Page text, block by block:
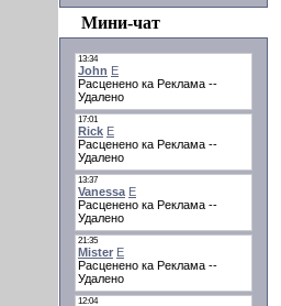
Мини-чат